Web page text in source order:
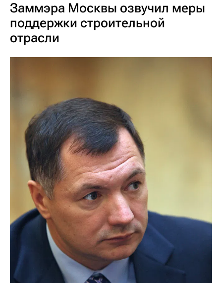
Заммэра Москвы озвучил меры
поддержки строительной
отрасли